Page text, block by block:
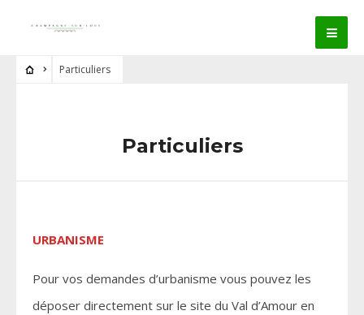
Particuliers
Particuliers
URBANISME
Pour vos demandes d’urbanisme vous pouvez les
déposer directement sur le site du Val d’Amour en